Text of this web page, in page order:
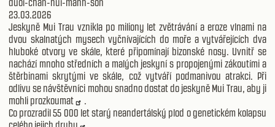
duoi-chan-nui-manh-son
23.03.2026
Jeskyně Mui Trau vznikla po miliony let zvětrávání a eroze vlnami na
dvou skalnatých mysech vyčnívajících do moře a vytvářejících dva
hluboké otvory ve skále, které připomínají bizonské nosy. Uvnitř se
nachází mnoho středních a malých jeskyní s propojenými zákoutími a
štěrbinami skrytými ve skále, což vytváří podmanivou atrakci. Při
odlivu se návštěvníci mohou snadno dostat do jeskyně Mui Trau, aby ji
mohli prozkoumat
.
Co prozradil 55 000 let starý neandertálský plod o genetickém kolapsu